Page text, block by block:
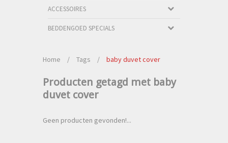
ACCESSOIRES
BEDDENGOED SPECIALS
Home / Tags / baby duvet cover
Producten getagd met baby
duvet cover
Geen producten gevonden!...